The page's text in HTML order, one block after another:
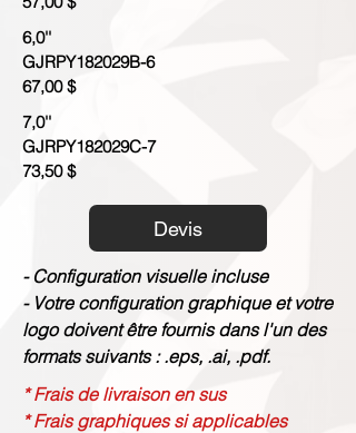
6,0''
GJRPY182029B-6
67,00 $
7,0''
GJRPY182029C-7
73,50 $
Devis
- Configuration visuelle incluse
- Votre configuration graphique et votre
logo doivent être fournis dans l'un des
formats suivants : .eps, .ai, .pdf.
* Frais de livraison en sus
* Frais graphiques si applicables